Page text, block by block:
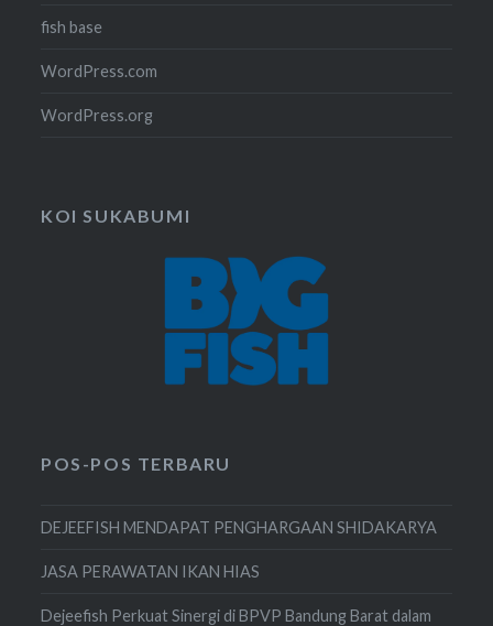
fish base
WordPress.com
WordPress.org
KOI SUKABUMI
POS-POS TERBARU
DEJEEFISH MENDAPAT PENGHARGAAN SHIDAKARYA
JASA PERAWATAN IKAN HIAS
Dejeefish Perkuat Sinergi di BPVP Bandung Barat dalam